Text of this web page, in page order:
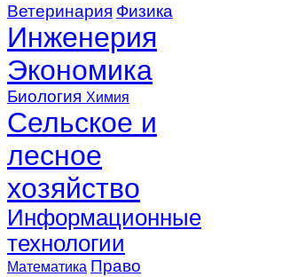
Ветеринария Физика
Инженерия
Экономика
Биология Химия
Сельское и
лесное
хозяйство
Информационные
технологии
Математика Право